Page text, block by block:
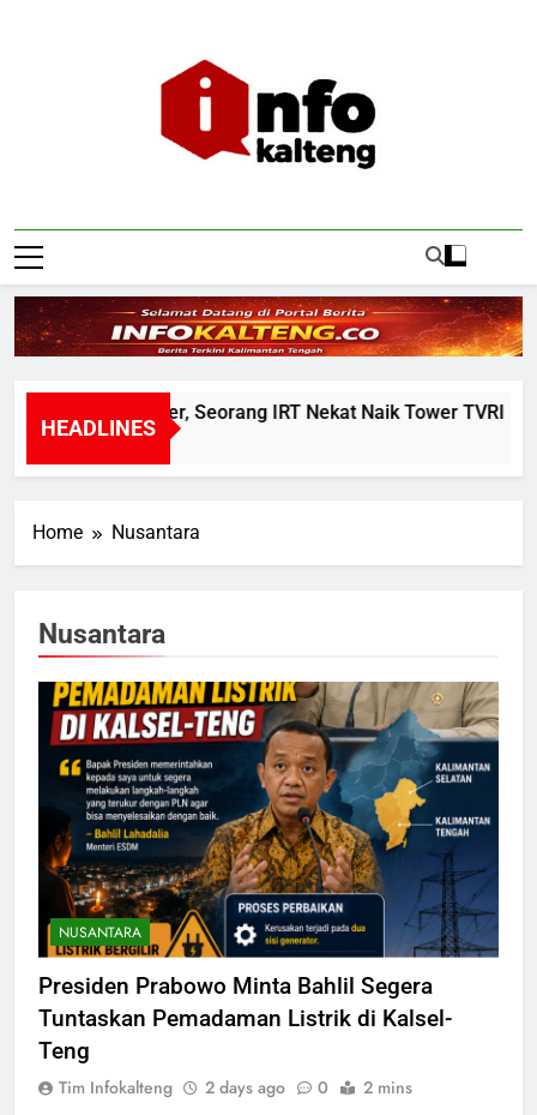
Infokalteng
HEADLINES
Warga Geger, Seorang IRT Nekat Naik Tower TVRI Hendak
5 Hours Ago
Home Nusantara
Nusantara
NUSANTARA
Presiden Prabowo Minta Bahlil Segera
Tuntaskan Pemadaman Listrik di Kalsel-
Teng
Tim Infokalteng 2 days ago 0 2 mins